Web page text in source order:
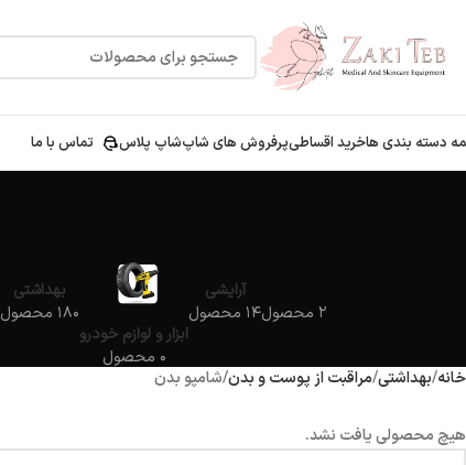
دسته بندی هاخرید اقساطیپرفروش های شاپشاپ پلاس تماس با ما
۲ محصول
آرایشی
۱۴ محصول
ابزار و لوازم خودرو
۰ محصول
بهداشتی
۱۸۰ محصول
خانه بهداشتی مراقبت از پوست و بدن شامپو بدن
هیچ محصولی یافت نشد.